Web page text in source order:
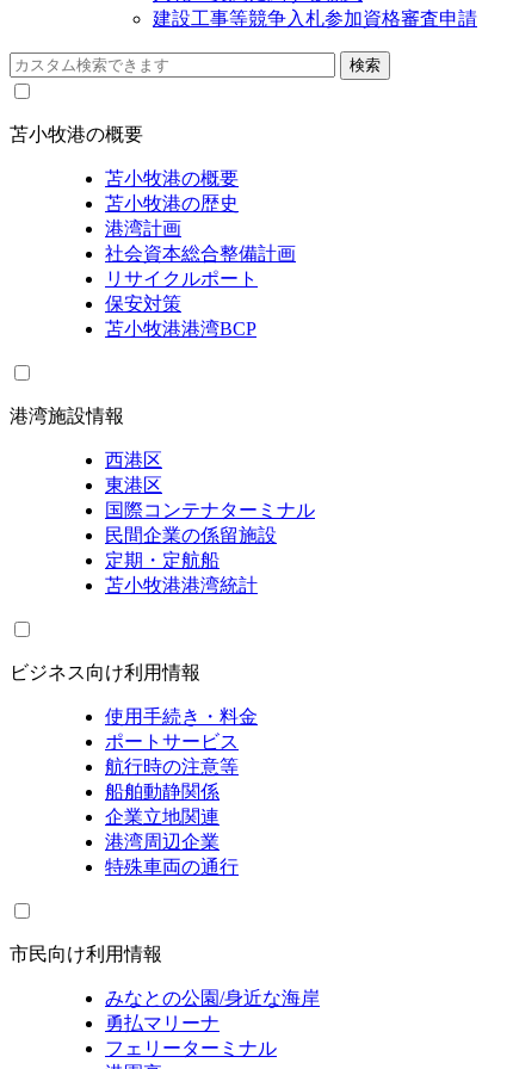
建設工事等競争入札参加資格審査申請
苫小牧港の概要
苫小牧港の概要
苫小牧港の歴史
港湾計画
社会資本総合整備計画
リサイクルポート
保安対策
苫小牧港港湾BCP
港湾施設情報
西港区
東港区
国際コンテナターミナル
民間企業の係留施設
定期・定航船
苫小牧港港湾統計
ビジネス向け利用情報
使用手続き・料金
ポートサービス
航行時の注意等
船舶動静関係
企業立地関連
港湾周辺企業
特殊車両の通行
市民向け利用情報
みなとの公園/身近な海岸
勇払マリーナ
フェリーターミナル